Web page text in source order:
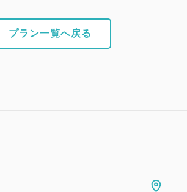
2,200円（消費税込）を頂戴いたし
内容はご利用になれない場合でも、
しかねます。
ともご利用人数によりベッド数(ス
プラン一覧へ戻る